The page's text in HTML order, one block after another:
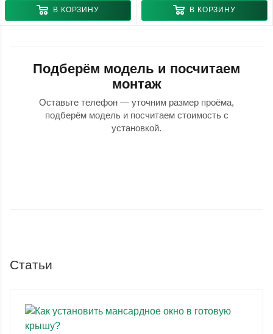
В КОРЗИНУ В КОРЗИНУ
Подберём модель и посчитаем
монтаж
Оставьте телефон — уточним размер проёма,
подберём модель и посчитаем стоимость с
установкой.
Статьи